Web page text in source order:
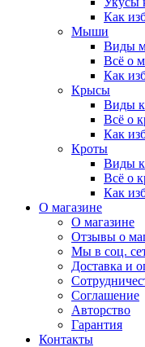
Как
Мыши
Виды
Всё о
Как
Крысы
Виды
Всё о
Как
Кроты
Виды
Всё о
Как
О магазине
О магазине
Отзывы о
Мы в соц.
Доставка и
Соглашение
Авторство
Гарантия
Контакты